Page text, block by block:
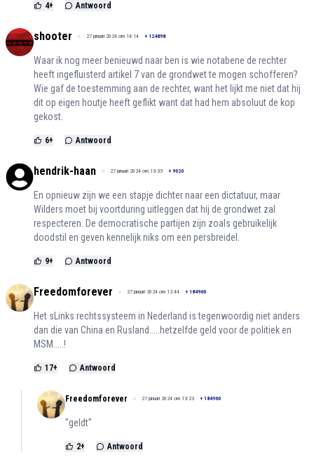
4+ Antwoord
shooter 27 januari 2024 om 14:14 + 124898
Waar ik nog meer benieuwd naar ben is wie notabene de rechter
heeft ingefluisterd artikel 7 van de grondwet te mogen schofferen?
Wie gaf de toestemming aan de rechter, want het lijkt me niet dat hij
dit op eigen houtje heeft geflikt want dat had hem absoluut de kop
gekost.
6+ Antwoord
hendrik-haan 27 januari 2024 om 13:35 + 9020
En opnieuw zijn we een stapje dichter naar een dictatuur, maar
Wilders moet bij voortduring uitleggen dat hij de grondwet zal
respecteren. De democratische partijen zijn zoals gebruikelijk
doodstil en geven kennelijk niks om een persbreidel.
9+ Antwoord
Freedomforever 27 januari 2024 om 12:44 + 184960
Het sLinks rechtssysteem in Nederland is tegenwoordig niet anders
dan die van China en Rusland.....hetzelfde geld voor de politiek en
MSM.....!
17+ Antwoord
Freedomforever 27 januari 2024 om 13:23 + 184960
"geldt"
2+ Antwoord